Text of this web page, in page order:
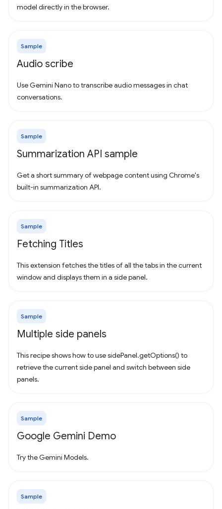
model directly in the browser.
Sample
Audio scribe
Use Gemini Nano to transcribe audio messages in chat
conversations.
Sample
Summarization API sample
Get a short summary of webpage content using Chrome's
built-in summarization API.
Sample
Fetching Titles
This extension fetches the titles of all the tabs in the current
window and displays them in a side panel.
Sample
Multiple side panels
This recipe shows how to use sidePanel.getOptions() to
retrieve the current side panel and switch between side
panels.
Sample
Google Gemini Demo
Try the Gemini Models.
Sample